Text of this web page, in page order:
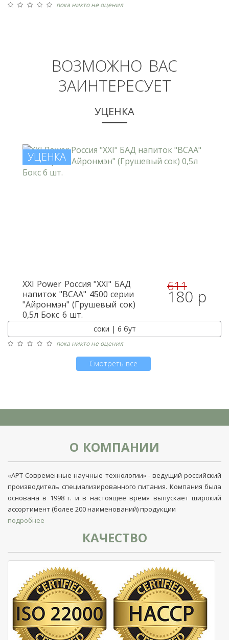
пока никто не оценил
ВОЗМОЖНО ВАС
ЗАИНТЕРЕСУЕТ
УЦЕНКА
УЦЕНКА
XXI Power Россия "XXI" БАД
напиток "BCAA" 4500 серии
"Айронмэн" (Грушевый сок)
0,5л Бокс 6 шт.
611
180 р
соки | 6 бут
пока никто не оценил
Смотреть все
О КОМПАНИИ
«АРТ Современные научные технологии» - ведущий российский
производитель специализированного питания. Компания была
основана в 1998 г. и в настоящее время выпускает широкий
ассортимент (более 200 наименований) продукции
подробнее
КАЧЕСТВО